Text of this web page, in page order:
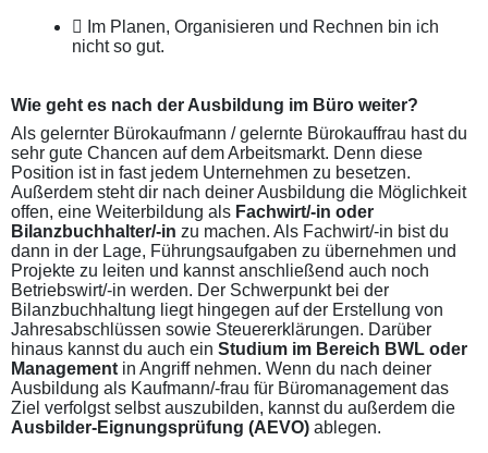
Im Planen, Organisieren und Rechnen bin ich
nicht so gut.
Wie geht es nach der Ausbildung im Büro weiter?
Als gelernter Bürokaufmann / gelernte Bürokauffrau hast du
sehr gute Chancen auf dem Arbeitsmarkt. Denn diese
Position ist in fast jedem Unternehmen zu besetzen.
Außerdem steht dir nach deiner Ausbildung die Möglichkeit
offen, eine Weiterbildung als Fachwirt/-in oder
Bilanzbuchhalter/-in zu machen. Als Fachwirt/-in bist du
dann in der Lage, Führungsaufgaben zu übernehmen und
Projekte zu leiten und kannst anschließend auch noch
Betriebswirt/-in werden. Der Schwerpunkt bei der
Bilanzbuchhaltung liegt hingegen auf der Erstellung von
Jahresabschlüssen sowie Steuererklärungen. Darüber
hinaus kannst du auch ein Studium im Bereich BWL oder
Management in Angriff nehmen. Wenn du nach deiner
Ausbildung als Kaufmann/-frau für Büromanagement das
Ziel verfolgst selbst auszubilden, kannst du außerdem die
Ausbilder-Eignungsprüfung (AEVO) ablegen.